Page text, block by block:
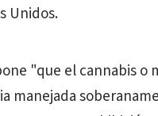
Unidos.
"que el cannabis o
manejada